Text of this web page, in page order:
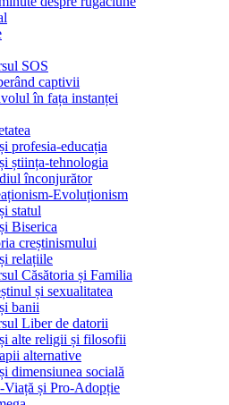
SOS
captivii
în fața instanței
profesia-educația
știința-tehnologia
înconjurător
Evoluționism
statul
Biserica
creștinismului
relațiile
Căsătoria și Familia
și sexualitatea
banii
Liber de datorii
alte religii și filosofii
alternative
dimensiunea socială
Viață și Pro-Adopție